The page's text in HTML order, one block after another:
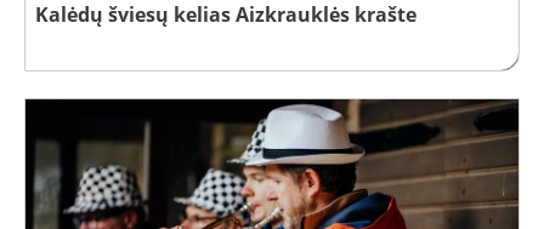
Kalėdų šviesų kelias Aizkrauklės krašte